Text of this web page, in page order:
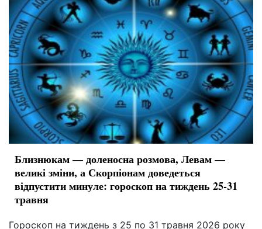
Близнюкам — доленосна розмова, Левам —
великі зміни, а Скорпіонам доведеться
відпустити минуле: гороскоп на тиждень 25-31
травня
Гороскоп на тиждень з 25 по 31 травня 2026 року